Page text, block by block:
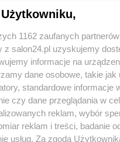
1162 zaufanych
z salon24.pl uzyskujemy
informacje na
dane osobowe, takie jak
standardowe informacje
czy dane przeglądania w
reklam, wybór
reklam i treści, badanie
usług. Za zgodą